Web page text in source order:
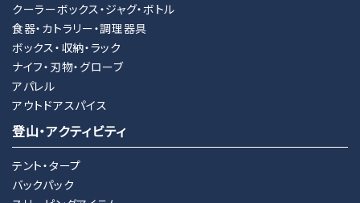
クーラーボックス・ジャグ・ボトル
食器・カトラリー・調理器具
ボックス・収納・ラック
ナイフ・刃物・グローブ
アパレル
アウトドアスパイス
登山・アクティビティ
テント・タープ
バックパック